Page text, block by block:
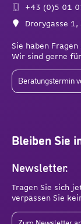
+43 (0)5 01
Drorygasse
Sie haben
Wir sind gerne
Beratungstermin
Bleiben Sie
Newsletter:
Tragen Sie sich
verpassen Sie